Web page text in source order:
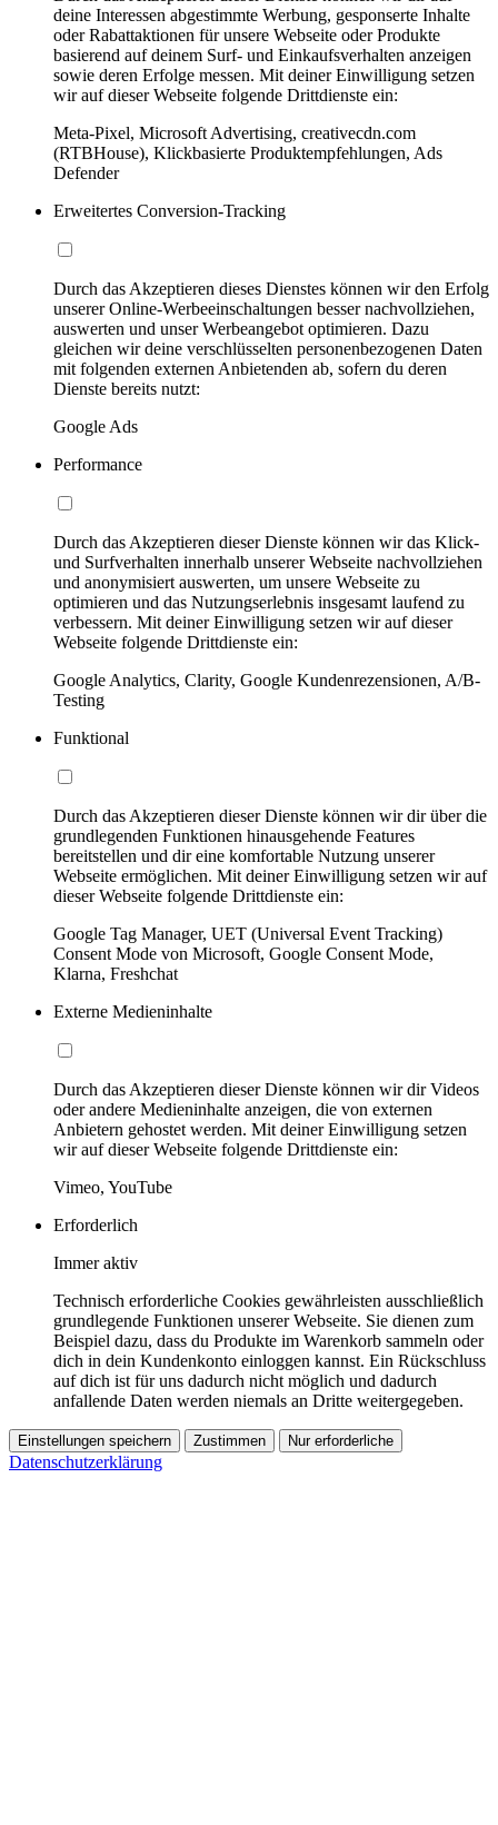
deine Interessen abgestimmte Werbung, gesponserte Inhalte
oder Rabattaktionen für unsere Webseite oder Produkte
basierend auf deinem Surf- und Einkaufsverhalten anzeigen
sowie deren Erfolge messen. Mit deiner Einwilligung setzen
wir auf dieser Webseite folgende Drittdienste ein:
Meta-Pixel, Microsoft Advertising, creativecdn.com
(RTBHouse), Klickbasierte Produktempfehlungen, Ads
Defender
Erweitertes Conversion-Tracking
Durch das Akzeptieren dieses Dienstes können wir den Erfolg
unserer Online-Werbeeinschaltungen besser nachvollziehen,
auswerten und unser Werbeangebot optimieren. Dazu
gleichen wir deine verschlüsselten personenbezogenen Daten
mit folgenden externen Anbietenden ab, sofern du deren
Dienste bereits nutzt:
Google Ads
Performance
Durch das Akzeptieren dieser Dienste können wir das Klick-
und Surfverhalten innerhalb unserer Webseite nachvollziehen
und anonymisiert auswerten, um unsere Webseite zu
optimieren und das Nutzungserlebnis insgesamt laufend zu
verbessern. Mit deiner Einwilligung setzen wir auf dieser
Webseite folgende Drittdienste ein:
Google Analytics, Clarity, Google Kundenrezensionen, A/B-
Testing
Funktional
Durch das Akzeptieren dieser Dienste können wir dir über die
grundlegenden Funktionen hinausgehende Features
bereitstellen und dir eine komfortable Nutzung unserer
Webseite ermöglichen. Mit deiner Einwilligung setzen wir auf
dieser Webseite folgende Drittdienste ein:
Google Tag Manager, UET (Universal Event Tracking)
Consent Mode von Microsoft, Google Consent Mode,
Klarna, Freshchat
Externe Medieninhalte
Durch das Akzeptieren dieser Dienste können wir dir Videos
oder andere Medieninhalte anzeigen, die von externen
Anbietern gehostet werden. Mit deiner Einwilligung setzen
wir auf dieser Webseite folgende Drittdienste ein:
Vimeo, YouTube
Erforderlich
Immer aktiv
Technisch erforderliche Cookies gewährleisten ausschließlich
grundlegende Funktionen unserer Webseite. Sie dienen zum
Beispiel dazu, dass du Produkte im Warenkorb sammeln oder
dich in dein Kundenkonto einloggen kannst. Ein Rückschluss
auf dich ist für uns dadurch nicht möglich und dadurch
anfallende Daten werden niemals an Dritte weitergegeben.
Einstellungen speichern Zustimmen Nur erforderliche
Datenschutzerklärung